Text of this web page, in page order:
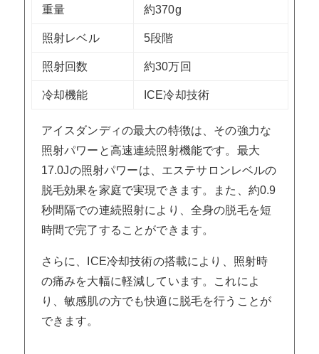
重量 約370g
照射レベル 5段階
照射回数 約30万回
冷却機能 ICE冷却技術
アイスダンディの最大の特徴は、その強力な
照射パワーと高速連続照射機能です。最大
17.0Jの照射パワーは、エステサロンレベルの
脱毛効果を家庭で実現できます。また、約0.9
秒間隔での連続照射により、全身の脱毛を短
時間で完了することができます。
さらに、ICE冷却技術の搭載により、照射時
の痛みを大幅に軽減しています。これによ
り、敏感肌の方でも快適に脱毛を行うことが
できます。